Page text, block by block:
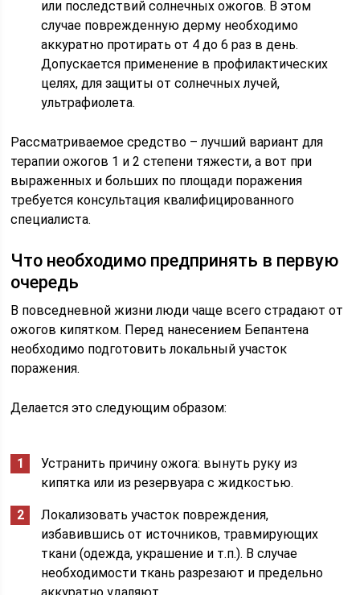
или последствий солнечных ожогов. В этом
случае поврежденную дерму необходимо
аккуратно протирать от 4 до 6 раз в день.
Допускается применение в профилактических
целях, для защиты от солнечных лучей,
ультрафиолета.
Рассматриваемое средство – лучший вариант для
терапии ожогов 1 и 2 степени тяжести, а вот при
выраженных и больших по площади поражения
требуется консультация квалифицированного
специалиста.
Что необходимо предпринять в первую
очередь
В повседневной жизни люди чаще всего страдают от
ожогов кипятком. Перед нанесением Бепантена
необходимо подготовить локальный участок
поражения.
Делается это следующим образом:
Устранить причину ожога: вынуть руку из
кипятка или из резервуара с жидкостью.
Локализовать участок повреждения,
избавившись от источников, травмирующих
ткани (одежда, украшение и т.п.). В случае
необходимости ткань разрезают и предельно